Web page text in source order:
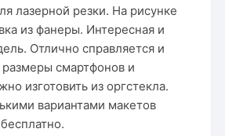
лазерной резки. На рисунке
из фанеры. Интересная и
Отлично справляется и
смартфонов и
изготовить из оргстекла.
вариантами макетов